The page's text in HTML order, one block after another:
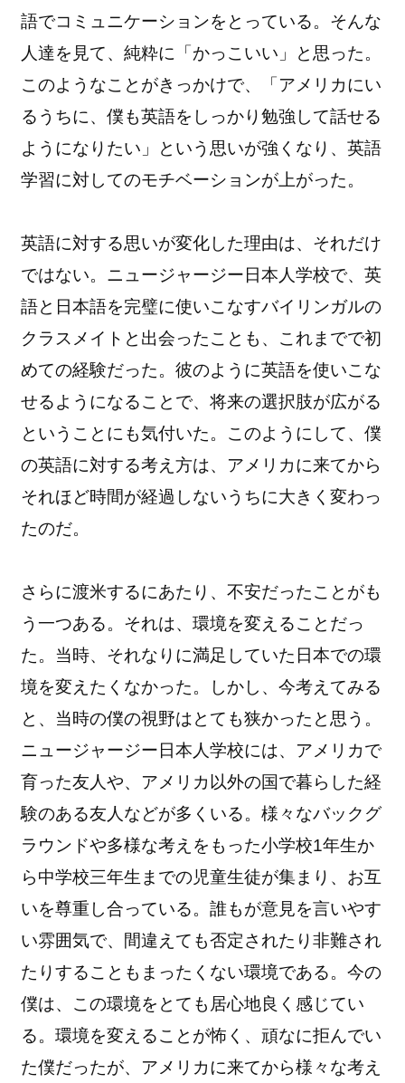
語でコミュニケーションをとっている。そんな
人達を見て、純粋に「かっこいい」と思った。
このようなことがきっかけで、「アメリカにい
るうちに、僕も英語をしっかり勉強して話せる
ようになりたい」という思いが強くなり、英語
学習に対してのモチベーションが上がった。
英語に対する思いが変化した理由は、それだけ
ではない。 ニュージャージー日本人学校で、英
語と日本語を完璧に使いこなすバイリンガルの
クラスメイトと出会ったことも、これまでで初
めての経験だった。彼のように英語を使いこな
せるようになることで、将来の選択肢が広がる
ということにも気付いた。このようにして、僕
の英語に対する考え方は、アメリカに来てから
それほど時間が経過しないうちに大きく変わっ
たのだ。
さらに渡米するにあたり、不安だったことがも
う一つある。 それは、環境を変えることだっ
た。当時、 それなりに満足していた日本での環
境を変えたくなかった。
しかし、今考えてみる
と、当時の僕の視野はとても狭かったと思う。
ニュージャージー日本人学校には、アメリカで
育った友人や、 アメリカ以外の国で暮らした経
験のある友人などが多くいる。様々なバックグ
ラウンドや多様な考えをもった小学校1年生か
ら中学校三年生までの児童生徒が集まり、お互
いを尊重し合っている。誰もが意見を言いやす
い雰囲気で、 間違えても否定されたり非難され
たりすることもまったくない環境である。今の
僕は、 この環境をとても居心地良く感じてい
る。環境を変えることが怖く、頑なに拒んでい
た僕だったが、 アメリカに来てから様々な考え